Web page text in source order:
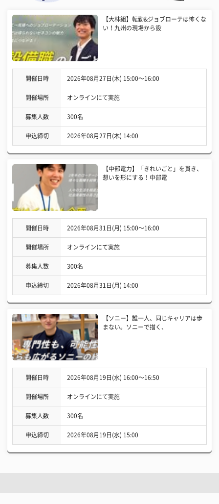
【大林組】転勤&ジョブローテは怖くな
い！九州の現場から設
開催日時 2026年08月27日(木) 15:00〜16:00
開催場所 オンラインにて実施
募集人数 300名
申込締切 2026年08月27日(木) 14:00
【中部電力】「きれいごと」を貫き、
想いを形にする！中部電
開催日時 2026年08月31日(月) 15:00〜16:00
開催場所 オンラインにて実施
募集人数 300名
申込締切 2026年08月31日(月) 14:00
【ソニー】誰一人、同じキャリアは歩
まない。ソニーで描く、
開催日時 2026年08月19日(水) 16:00〜16:50
開催場所 オンラインにて実施
募集人数 300名
申込締切 2026年08月19日(水) 15:00